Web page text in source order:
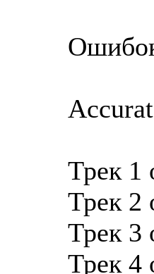
Трек 1
Трек 2
Трек 3
Трек 4